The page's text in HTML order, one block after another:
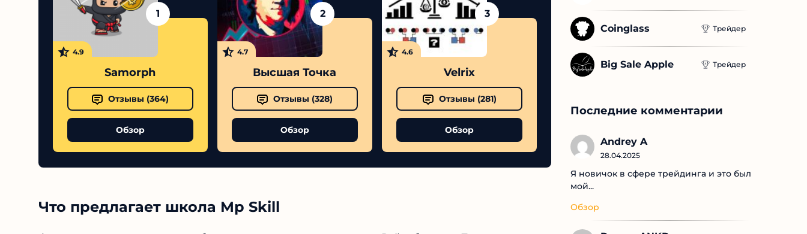
1
4.9
Samorph
Отзывы ( 364)
Обзор
2
4.7
Высшая Точка
Отзывы ( 328)
Обзор
4.6
Velrix
Отзывы (281)
Обзор
Что предлагает школа Mp Skill
Coinglass Трейдер
Big Sale Apple Трейдер
Последние комментарии
Andrey A
28.04.2025
Я новичок в сфере трейдинга и это был
мой...
Обзор